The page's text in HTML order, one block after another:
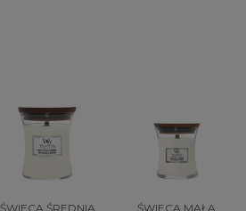
ŚWIECA ŚREDNIA ŚWIECA MAŁA